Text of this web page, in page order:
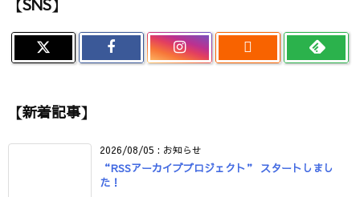
【SNS】

【新着記事】
2026/08/05 : お知らせ
“RSSアーカイブプロジェクト” スタートしまし
た！